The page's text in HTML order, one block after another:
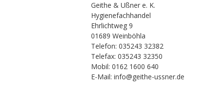
Geithe & Ußner e. K.
Hygienefachhandel
Ehrlichtweg 9
01689 Weinböhla
Telefon: 035243 32382
Telefax: 035243 32350
Mobil: 0162 1600 640
E-Mail: info@geithe-ussner.de